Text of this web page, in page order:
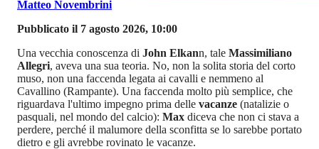
Matteo Novembrini
Pubblicato il 7 agosto 2026, 10:00
Una vecchia conoscenza di John Elkann, tale Massimiliano
Allegri, aveva una sua teoria. No, non la solita storia del corto
muso, non una faccenda legata ai cavalli e nemmeno al
Cavallino (Rampante). Una faccenda molto più semplice, che
riguardava l'ultimo impegno prima delle vacanze (natalizie o
pasquali, nel mondo del calcio): Max diceva che non ci stava a
perdere, perché il malumore della sconfitta se lo sarebbe portato
dietro e gli avrebbe rovinato le vacanze.